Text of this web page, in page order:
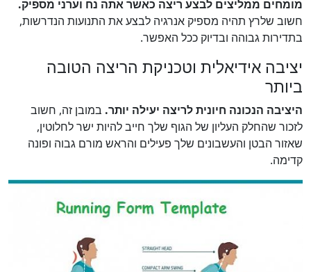
מומחים ממליצים לבצע ריצה כאשר אתה נח וערני מספיק.
חשוב שלרץ תהיה מספיק אנרגיה לבצע את התנועות הנדרשות,
בתדירות גבוהה ובדיוק ככל האפשר.
יציבה אידיאלית וטכניקת הריצה הטובה
ביותר
היציבה הנכונה חיונית לריצה יעילה יותר. במובן זה, חשוב
לזכור שהחלק העליון של הגוף שלך חייב להיות ישר לחלוטין,
שאזור הבטן והעשבונים שלך פעילים והראש מורם גבוה ופונה
קדימה.